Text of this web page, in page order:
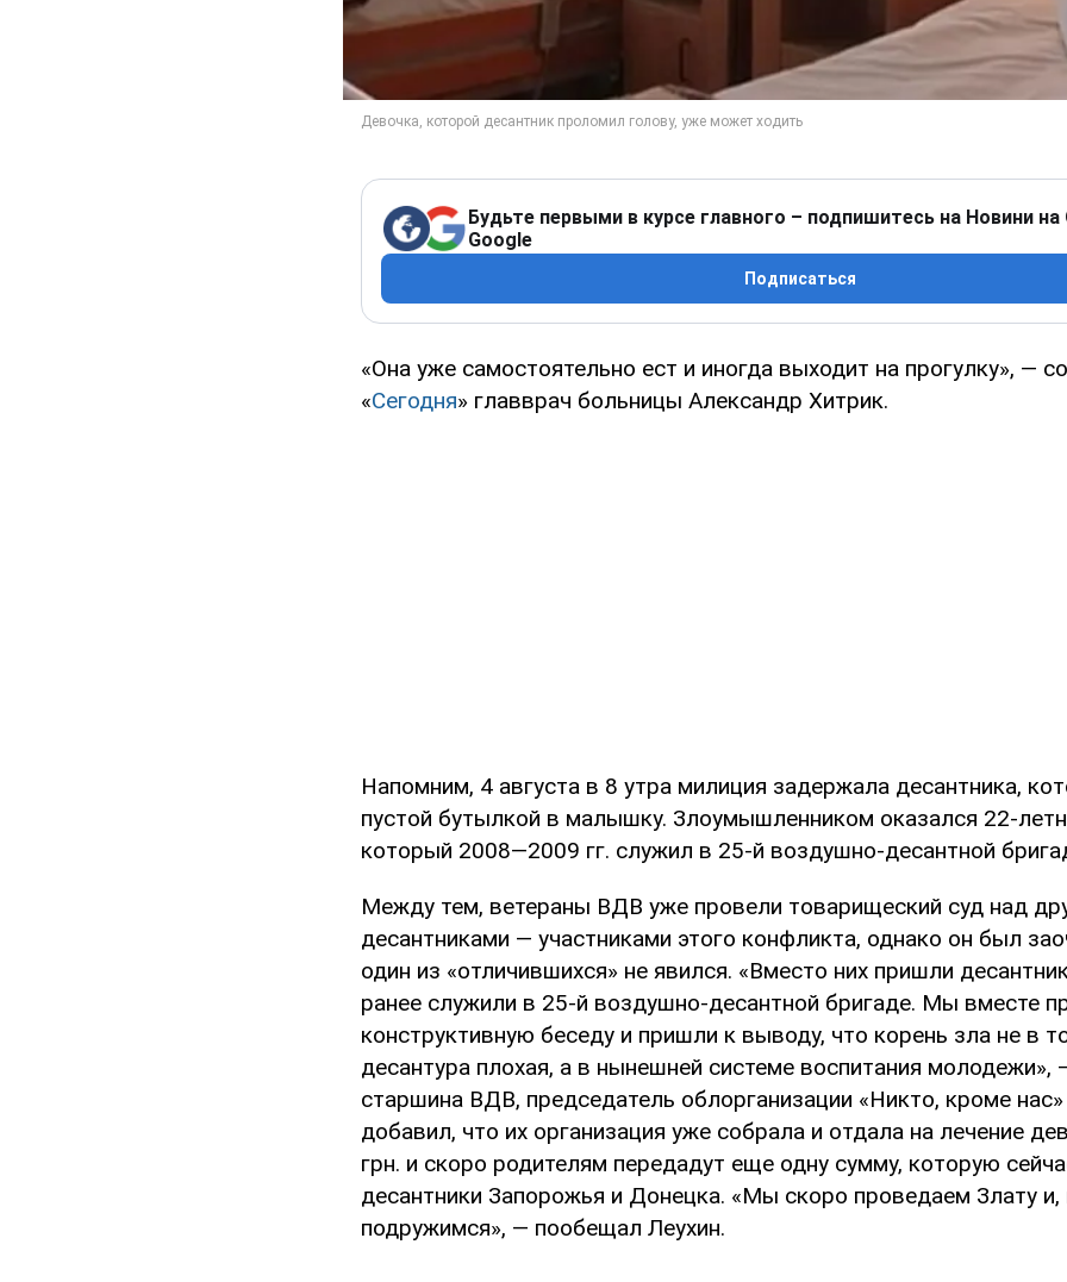
Будьте первыми в курсе главного – подпишитесь на Новини на
Google
Подписаться
«Она уже самостоятельно ест и иногда выходит на прогулку», —
«Сегодня» главврач больницы Александр Хитрик.
Напомним, 4 августа в 8 утра милиция задержала десантника,
пустой бутылкой в малышку. Злоумышленником оказался 22-
который 2008—2009 гг. служил в 25-й воздушно-десантной
Между тем, ветераны ВДВ уже провели товарищеский суд над
десантниками — участниками этого конфликта, однако он был
один из «отличившихся» не явился. «Вместо них пришли
ранее служили в 25-й воздушно-десантной бригаде. Мы вместе
конструктивную беседу и пришли к выводу, что корень зла не в
десантура плохая, а в нынешней системе воспитания молодежи»,
старшина ВДВ, председатель облорганизации «Никто, кроме
добавил, что их организация уже собрала и отдала на лечение
грн. и скоро родителям передадут еще одну сумму, которую
десантники Запорожья и Донецка. «Мы скоро проведаем Злату и,
подружимся», — пообещал Леухин.